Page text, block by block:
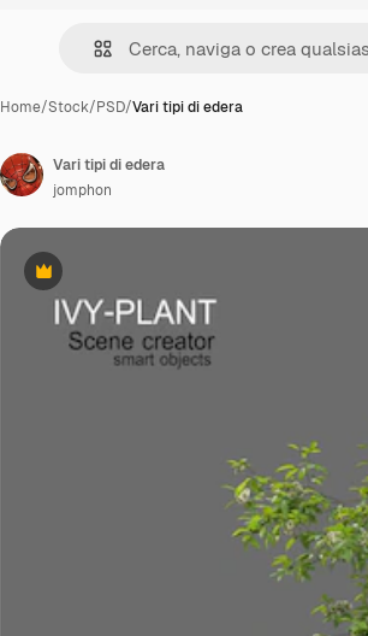
Home/Stock/PSD/Vari tipi di edera
Premium
Vari tipi di edera
jomphon